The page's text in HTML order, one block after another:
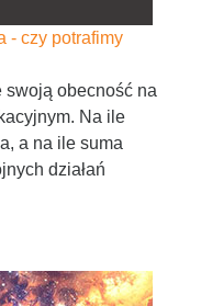
- czy potrafimy
swoją obecność na
Na ile
a na ile suma
działań